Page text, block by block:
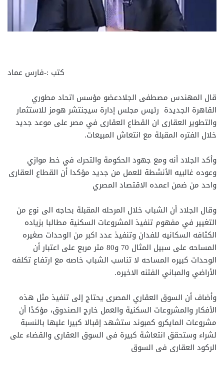
كتب :-فارس عماد
قال المهندس مصطفى الجلادعضو مؤسس اتحاد مطوري
القاهرة الجديدة رئيس مجلس إدارة سيجنتشر هومز للاستثمار
والتطوير العقارى ان القطاع العقارى في مصر على موعد جديد
خلال الفتره المقبلة مع انتعاش المبيعات.
وأكد الجلاد أنه ومع جهود الحكومة والتحرك في خط موازي
وعوده غالبيه الأنشطة للعمل من جديد مؤكدا أن القطاع العقارى
واحد من ضمن اعمده الاقتصاد المصري
وقال الجلاد أن الشباب خلال المرحله المقبلة بحاجه الى نوع من
التغيير في مفهوم تنفيذ المشروعات السكنية مطالبا بزياده
الكثافه السكانيه للفدان وتنفيذ عدد اكبر من الوحدات صغيره
المساحه على سبيل المثال 70 و80 متر مربع على اعتبار أن
الوحدات كبيره المساحه لا تناسب الشباب خاصه مع ارتفاع تكلفه
الأراضي والمباني الفتنه الاخيره.
وأضاف أن السوق العقاري المصرى يحتاج إلى تنفيذ مثل هذه
الأفكار والمشروعات السكنية والعمل خارج الصندوق، مؤكدًا أن
مشروعات المايكرو كمبوند ستشهد إقبالا كبيرا عليها بالنسبة
لشراء وستحقق انتعاشة كبيرة فى السوق العقارى والقضاء على
الركود العقارى فى السوق